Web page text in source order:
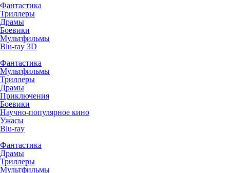
Фантастика
Триллеры
Драмы
Боевики
Мультфильмы
Blu-ray 3D
Фантастика
Мультфильмы
Триллеры
Драмы
Приключения
Боевики
Научно-популярное кино
Ужасы
Blu-ray
Фантастика
Драмы
Триллеры
Мультфильмы